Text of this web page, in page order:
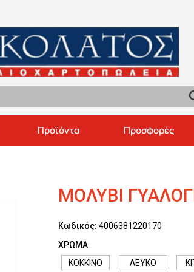
Προϊόντα Προσφορές
ΜΟΛΥΒΙ
Κωδικός: 4006381220170
ΧΡΩΜΑ
ΚΟΚΚΙΝΟ
ΛΕΥΚΟ